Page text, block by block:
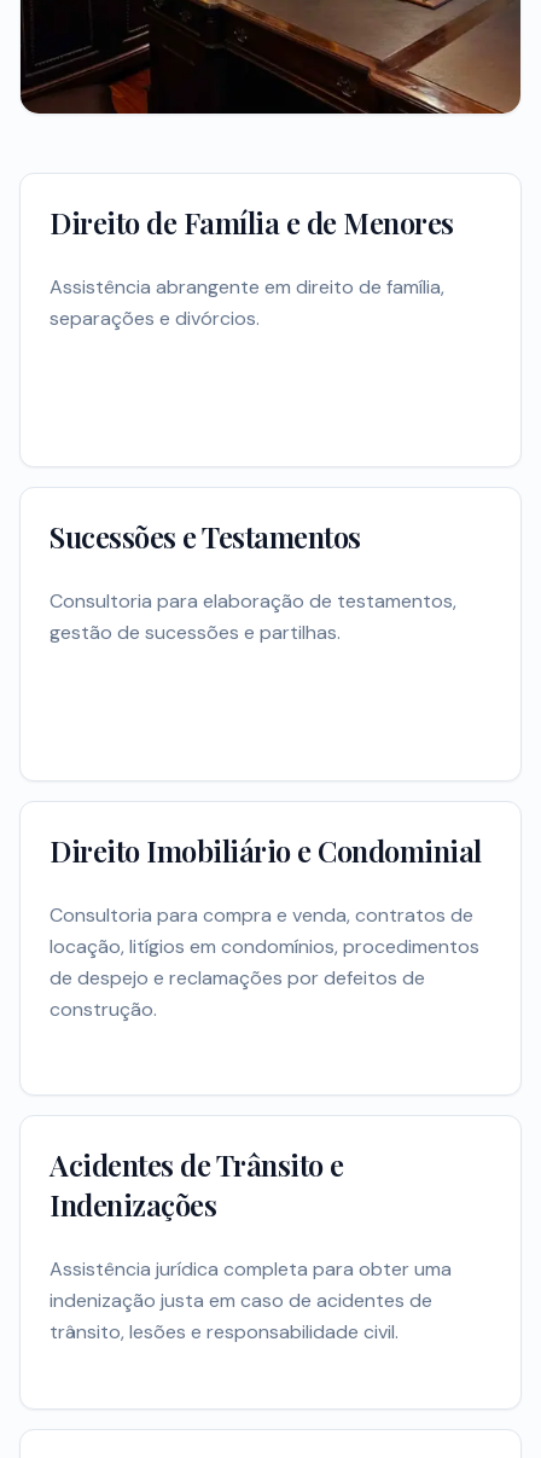
Direito de Família e de Menores
Assistência abrangente em direito de família,
separações e divórcios.
Sucessões e Testamentos
Consultoria para elaboração de testamentos,
gestão de sucessões e partilhas.
Direito Imobiliário e Condominial
Consultoria para compra e venda, contratos de
locação, litígios em condomínios, procedimentos
de despejo e reclamações por defeitos de
construção.
Acidentes de Trânsito e
Indenizações
Assistência jurídica completa para obter uma
indenização justa em caso de acidentes de
trânsito, lesões e responsabilidade civil.